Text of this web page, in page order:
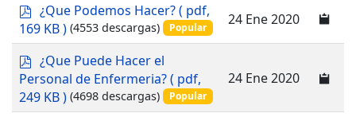
d
f
¿Que Podemos Hacer?( pdf,
169 KB ) (4553 descargas) Popular 24 Ene 2020
d
f
¿Que Puede Hacer el
Personal de Enfermeria?( pdf,
249 KB ) (4698 descargas) Popular
24 Ene 2020